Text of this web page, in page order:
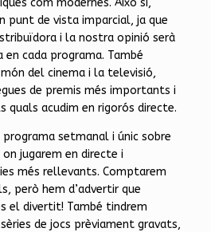
punt de vista imparcial, ja que
i la nostra opinió serà
cada programa. També
del cinema i la televisió,
de premis més importants i
quals acudim en rigorós directe.
programa setmanal i únic sobre
jugarem en directe i
més rellevants. Comptarem
però hem d’advertir que
el divertit! També tindrem
de jocs prèviament gravats,